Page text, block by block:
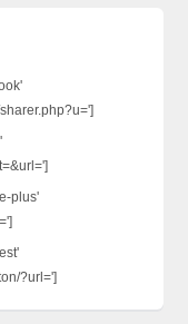
plus'
?url=']